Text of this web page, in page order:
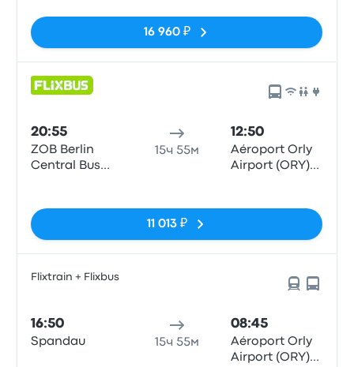
16 960 ₽
20:55
ZOB Berlin
Central Bus
15ч 55м
12:50
Aéroport Orly
Airport (ORY)
11 013 ₽
Flixtrain + Flixbus
16:50
Spandau 15ч 55м
08:45
Aéroport Orly
Airport (ORY)